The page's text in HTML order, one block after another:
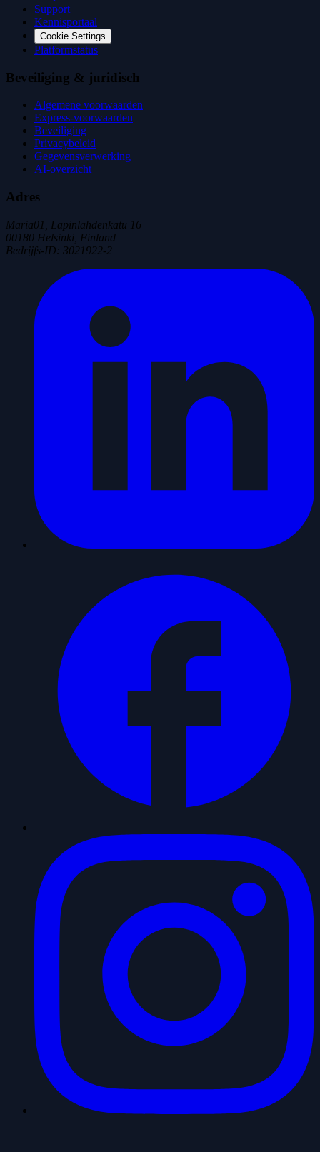
Support
Kennisportaal
Cookie Settings
Platformstatus
Beveiliging & juridisch
Algemene voorwaarden
Express-voorwaarden
Beveiliging
Privacybeleid
Gegevensverwerking
AI-overzicht
Adres
Maria01, Lapinlahdenkatu 16
00180 Helsinki, Finland
Bedrijfs-ID: 3021922-2